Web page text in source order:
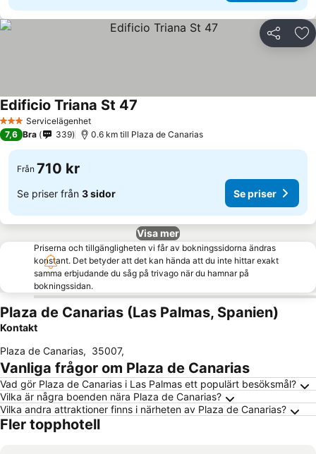
Dela
3 StjärnorServicelägenhet
Edificio Triana St 47
7,6 Bra 339 0.6 km till Plaza de Canarias
Från 710 kr
Se priser från 3 sidor Se priser
Visa mer
Priserna och tillgängligheten vi får av bokningssidorna ändras
konstant. Det betyder att det kan hända att du inte hittar exakt
samma erbjudande du såg på trivago när du hamnar på
bokningssidan.
Plaza de Canarias (Las Palmas, Spanien)
Kontakt
Plaza de Canarias, 35007,
Vanliga frågor om Plaza de Canarias
Vad gör Plaza de Canarias i Las Palmas ett populärt besöksmål?
Vilka är några boenden nära Plaza de Canarias?
Vilka andra attraktioner finns i närheten av Plaza de Canarias?
Fler topphotell